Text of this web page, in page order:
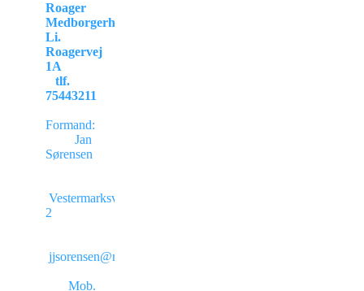
Roager
Medborgerhus,
Li.
Roagervej
1A
tlf.
75443211
Formand:
Jan
Sørensen
Vestermarksvej
2
jjsorensen@mail.dk
Mob.